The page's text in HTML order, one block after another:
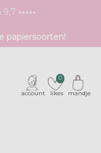
⭒⭒⭒⭒⭒
druktechnieken
papiersoorten!
account likes
0
mandje